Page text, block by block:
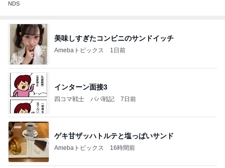
NDS
美味しすぎたコンビニのサンドイッチ
Amebaトピックス 1日前
インターン面接3
四コマ戦士 パパ戦記 7日前
ゲキ甘ザッハトルテと塩っぱいサンド
Amebaトピックス 16時間前